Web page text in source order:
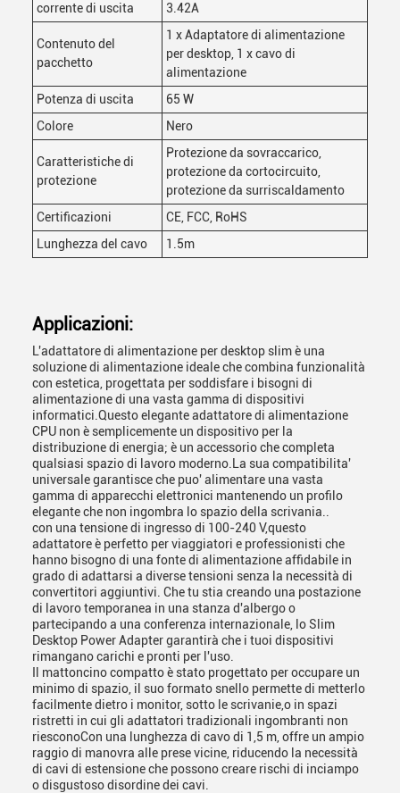
corrente di uscita
3.42A
Contenuto del
pacchetto
1 x Adaptatore di alimentazione
per desktop, 1 x cavo di
alimentazione
Potenza di uscita
65 W
Colore
Nero
Caratteristiche di
protezione
Protezione da sovraccarico,
protezione da cortocircuito,
protezione da surriscaldamento
Certificazioni
CE, FCC, RoHS
Lunghezza del cavo
1.5m
Applicazioni:
L'adattatore di alimentazione per desktop slim è una
soluzione di alimentazione ideale che combina funzionalità
con estetica, progettata per soddisfare i bisogni di
alimentazione di una vasta gamma di dispositivi
informatici.Questo elegante adattatore di alimentazione
CPU non è semplicemente un dispositivo per la
distribuzione di energia; è un accessorio che completa
qualsiasi spazio di lavoro moderno.La sua compatibilita'
universale garantisce che puo' alimentare una vasta
gamma di apparecchi elettronici mantenendo un profilo
elegante che non ingombra lo spazio della scrivania..
con una tensione di ingresso di 100-240 V,questo
adattatore è perfetto per viaggiatori e professionisti che
hanno bisogno di una fonte di alimentazione affidabile in
grado di adattarsi a diverse tensioni senza la necessità di
convertitori aggiuntivi. Che tu stia creando una postazione
di lavoro temporanea in una stanza d'albergo o
partecipando a una conferenza internazionale, lo Slim
Desktop Power Adapter garantirà che i tuoi dispositivi
rimangano carichi e pronti per l'uso.
Il mattoncino compatto è stato progettato per occupare un
minimo di spazio, il suo formato snello permette di metterlo
facilmente dietro i monitor, sotto le scrivanie,o in spazi
ristretti in cui gli adattatori tradizionali ingombranti non
riesconoCon una lunghezza di cavo di 1,5 m, offre un ampio
raggio di manovra alle prese vicine, riducendo la necessità
di cavi di estensione che possono creare rischi di inciampo
o disgustoso disordine dei cavi.